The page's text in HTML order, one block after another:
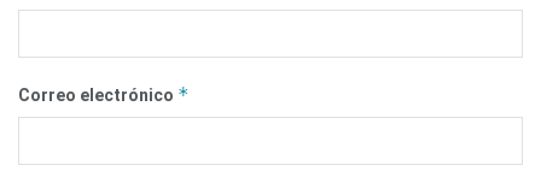
Correo electrónico *